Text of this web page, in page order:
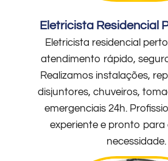
Eletricista Residencial
Eletricista residencial
atendimento rápido,
Realizamos instalações,
disjuntores, chuveiros,
emergenciais 24h.
experiente e pronto para
necessidade.